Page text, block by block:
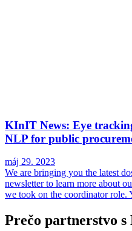
KInIT News: Eye
NLP for public
máj 29. 2023
We are bringing you the latest
newsletter to learn more about
we took on the coordinator role.
Prečo partnerstvo